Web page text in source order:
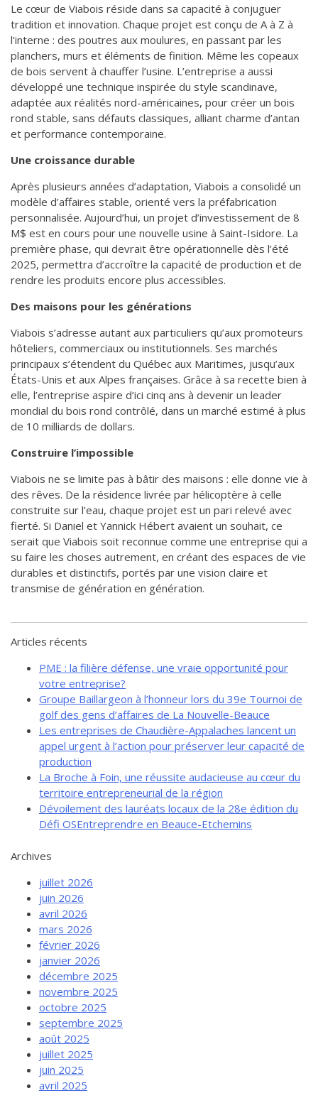
Le cœur de Viabois réside dans sa capacité à conjuguer
tradition et innovation. Chaque projet est conçu de A à Z à
l’interne : des poutres aux moulures, en passant par les
planchers, murs et éléments de finition. Même les copeaux
de bois servent à chauffer l’usine. L’entreprise a aussi
développé une technique inspirée du style scandinave,
adaptée aux réalités nord-américaines, pour créer un bois
rond stable, sans défauts classiques, alliant charme d’antan
et performance contemporaine.
Une croissance durable
Après plusieurs années d’adaptation, Viabois a consolidé un
modèle d’affaires stable, orienté vers la préfabrication
personnalisée. Aujourd’hui, un projet d’investissement de 8
M$ est en cours pour une nouvelle usine à Saint-Isidore. La
première phase, qui devrait être opérationnelle dès l’été
2025, permettra d’accroître la capacité de production et de
rendre les produits encore plus accessibles.
Des maisons pour les générations
Viabois s’adresse autant aux particuliers qu’aux promoteurs
hôteliers, commerciaux ou institutionnels. Ses marchés
principaux s’étendent du Québec aux Maritimes, jusqu’aux
États-Unis et aux Alpes françaises. Grâce à sa recette bien à
elle, l’entreprise aspire d’ici cinq ans à devenir un leader
mondial du bois rond contrôlé, dans un marché estimé à plus
de 10 milliards de dollars.
Construire l’impossible
Viabois ne se limite pas à bâtir des maisons : elle donne vie à
des rêves. De la résidence livrée par hélicoptère à celle
construite sur l’eau, chaque projet est un pari relevé avec
fierté. Si Daniel et Yannick Hébert avaient un souhait, ce
serait que Viabois soit reconnue comme une entreprise qui a
su faire les choses autrement, en créant des espaces de vie
durables et distinctifs, portés par une vision claire et
transmise de génération en génération.
Articles récents
PME : la filière défense, une vraie opportunité pour
votre entreprise?
Groupe Baillargeon à l’honneur lors du 39e Tournoi de
golf des gens d’affaires de La Nouvelle-Beauce
Les entreprises de Chaudière-Appalaches lancent un
appel urgent à l’action pour préserver leur capacité de
production
La Broche à Foin, une réussite audacieuse au cœur du
territoire entrepreneurial de la région
Dévoilement des lauréats locaux de la 28e édition du
Défi OSEntreprendre en Beauce-Etchemins
Archives
juillet 2026
juin 2026
avril 2026
mars 2026
février 2026
janvier 2026
décembre 2025
novembre 2025
octobre 2025
septembre 2025
août 2025
juillet 2025
juin 2025
avril 2025